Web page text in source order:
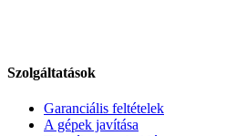
Szolgáltatások
Garanciális feltételek
A gépek javítása